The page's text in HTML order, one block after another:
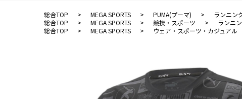
総合TOP > MEGA SPORTS > PUMA(プーマ) > ランニン
総合TOP
> MEGA SPORTS > 競技・スポーツ > ランニ
総合TOP
> MEGA SPORTS > ウェア・スポーツ・カジュアル